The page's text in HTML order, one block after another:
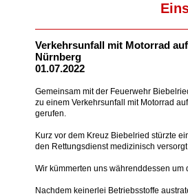
Verkehrsunfall mit Motorrad
Nürnberg
01.07.2022
Gemeinsam mit der Feuerwehr
zu einem Verkehrsunfall mit Motorrad
gerufen.
Kurz vor dem Kreuz Biebelried stürzte
den Rettungsdienst medizinisch
Wir kümmerten uns währenddessen um
Nachdem keinerlei Betriebsstoffe